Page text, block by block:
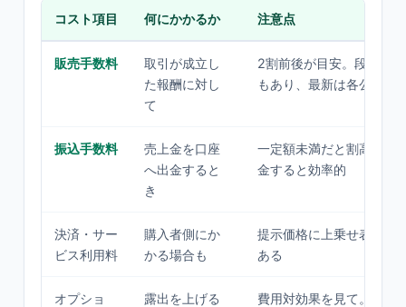
コスト項目 何にかかるか 注意点
販売手数料
取引が成立し
た報酬に対し
て
2割前後が目安。段階制
もあり、最新は各公式で
振込手数料
売上金を口座
へ出金すると
き
一定額未満だと割高に。
金すると効率的
決済・サー
ビス利用料
購入者側にか
かる場合も
提示価格に上乗せ表示さ
ある
オプショ
露出を上げる
費用対効果を見て。必須